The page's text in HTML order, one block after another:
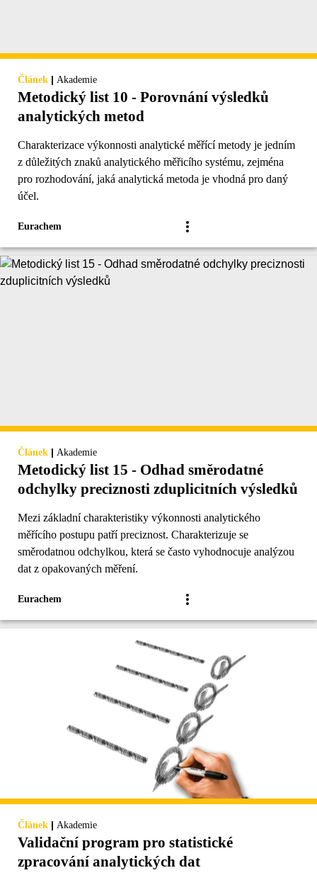
Článek | Akademie
Metodický list 10 - Porovnání výsledků
analytických metod
Charakterizace výkonnosti analytické měřící metody je jedním
z důležitých znaků analytického měřicího systému, zejména
pro rozhodování, jaká analytická metoda je vhodná pro daný
účel.
Eurachem
Článek | Akademie
Metodický list 15 - Odhad směrodatné
odchylky preciznosti zduplicitních výsledků
Mezi základní charakteristiky výkonnosti analytického
měřícího postupu patří preciznost. Charakterizuje se
směrodatnou odchylkou, která se často vyhodnocuje analýzou
dat z opakovaných měření.
Eurachem
Článek | Akademie
Validační program pro statistické
zpracování analytických dat